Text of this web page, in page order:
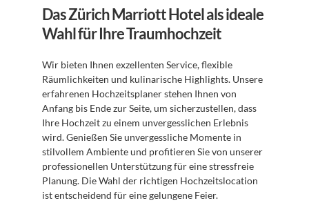
Das Zürich Marriott Hotel als ideale
Wahl für Ihre Traumhochzeit
Wir bieten Ihnen exzellenten Service, flexible
Räumlichkeiten und kulinarische Highlights. Unsere
erfahrenen Hochzeitsplaner stehen Ihnen von
Anfang bis Ende zur Seite, um sicherzustellen, dass
Ihre Hochzeit zu einem unvergesslichen Erlebnis
wird. Genießen Sie unvergessliche Momente in
stilvollem Ambiente und profitieren Sie von unserer
professionellen Unterstützung für eine stressfreie
Planung. Die Wahl der richtigen Hochzeitslocation
ist entscheidend für eine gelungene Feier.